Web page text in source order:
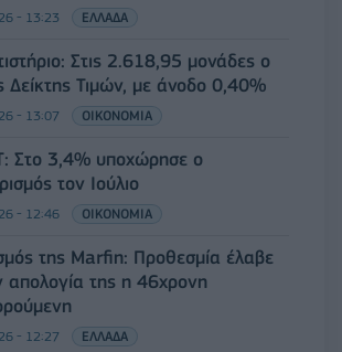
- 13:23 ΕΛΛΑΔΑ
Στις 2.618,95 μονάδες ο
Δείκτης Τιμών, με άνοδο 0,40%
- 13:07 ΟΙΚΟΝΟΜΙΑ
Στο 3,4% υποχώρησε ο
τον Ιούλιο
- 12:46 ΟΙΚΟΝΟΜΙΑ
της Marfin: Προθεσμία έλαβε
απολογία της η 46χρονη
- 12:27 ΕΛΛΑΔΑ